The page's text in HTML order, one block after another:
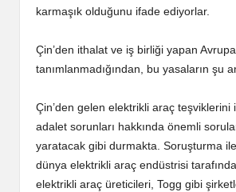
karmaşık olduğunu ifade ediyorlar.
Çin’den ithalat ve iş birliği yapan
tanımlanmadığından, bu yasaların şu
Çin’den gelen elektrikli araç
adalet sorunları hakkında önemli
yaratacak gibi durmakta. Soruşturma
dünya elektrikli araç endüstrisi
elektrikli araç üreticileri, Togg gibi